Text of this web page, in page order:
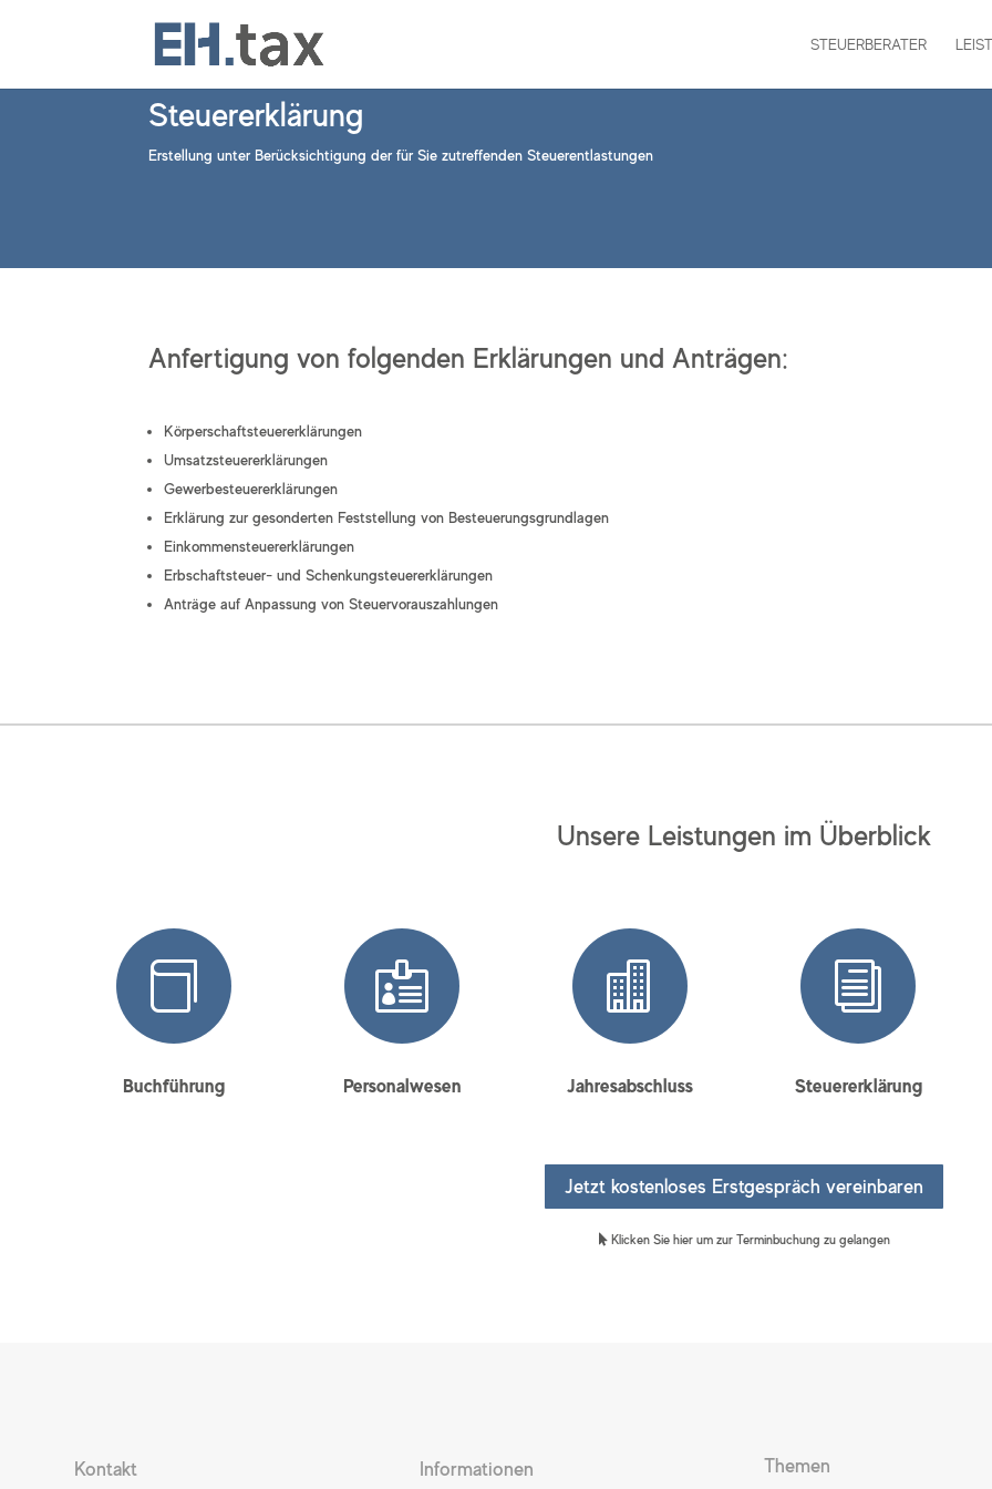
STEUERBERATER
Steuererklärung
Erstellung unter Berücksichtigung der für Sie zutreffenden Steuerentlastungen
Anfertigung von folgenden Erklärungen und Anträgen:
Körperschaftsteuererklärungen
Umsatzsteuererklärungen
Gewerbesteuererklärungen
Erklärung zur gesonderten Feststellung von Besteuerungsgrundlagen
Einkommensteuererklärungen
Erbschaftsteuer- und Schenkungsteuererklärungen
Anträge auf Anpassung von Steuervorauszahlungen
Unsere Leistungen im Überblick

Buchführung

Personalwesen

Jahresabschluss
i
Steuererklärung
Jetzt kostenloses Erstgespräch vereinbaren
Klicken Sie hier um zur Terminbuchung zu gelangen
Kontakt Informationen Themen